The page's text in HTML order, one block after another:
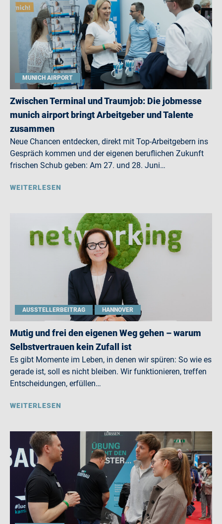
MUNICH AIRPORT
Zwischen Terminal und Traumjob: Die jobmesse
munich airport bringt Arbeitgeber und Talente
zusammen
Neue Chancen entdecken, direkt mit Top-Arbeitgebern ins
Gespräch kommen und der eigenen beruflichen Zukunft
frischen Schub geben: Am 27. und 28. Juni…
WEITERLESEN
AUSSTELLERBEITRAG HANNOVER
Mutig und frei den eigenen Weg gehen – warum
Selbstvertrauen kein Zufall ist
Es gibt Momente im Leben, in denen wir spüren: So wie es
gerade ist, soll es nicht bleiben. Wir funktionieren, treffen
Entscheidungen, erfüllen…
WEITERLESEN